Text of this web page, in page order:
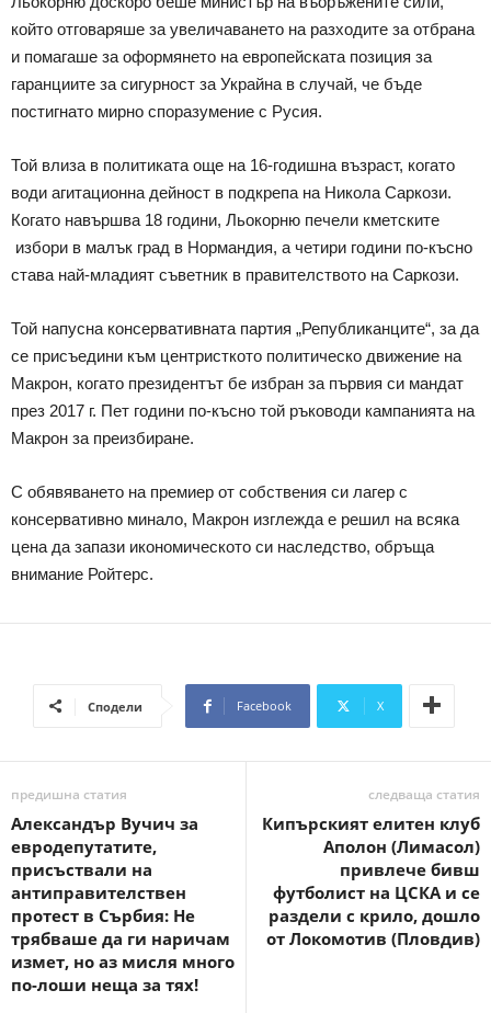
който отговаряше за увеличаването на разходите за отбрана
и помагаше за оформянето на европейската позиция за
гаранциите за сигурност за Украйна в случай, че бъде
постигнато мирно споразумение с Русия.
Той влиза в политиката още на 16-годишна възраст, когато
води агитационна дейност в подкрепа на Никола Саркози.
Когато навършва 18 години, Льокорню печели кметските
избори в малък град в Нормандия, а четири години по-късно
става най-младият съветник в правителството на Саркози.
Той напусна консервативната партия „Републиканците“, за да
се присъедини към центристкото политическо движение на
Макрон, когато президентът бе избран за първия си мандат
през 2017 г. Пет години по-късно той ръководи кампанията на
Макрон за преизбиране.
С обявяването на премиер от собствения си лагер с
консервативно минало, Макрон изглежда е решил на всяка
цена да запази икономическото си наследство, обръща
внимание Ройтерс.
Сподели Facebook X
предишна статия
Александър Вучич за
евродепутатите,
присъствали на
антиправителствен
протест в Сърбия: Не
трябваше да ги наричам
измет, но аз мисля много
по-лоши неща за тях!
следваща статия
Кипърският елитен клуб
Аполон (Лимасол)
привлече бивш
футболист на ЦСКА и се
раздели с крило, дошло
от Локомотив (Пловдив)